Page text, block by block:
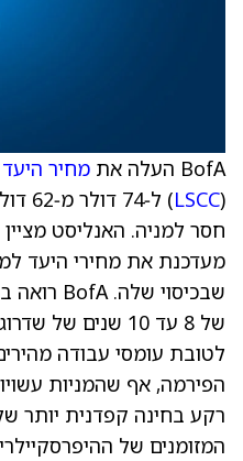
BofA העלה את מחיר היעד
(LSCC
)
חסר למניה. האנליסט
מעדכנת את מחירי היעד
הפירמה, אף שהמניות
המזומנים של